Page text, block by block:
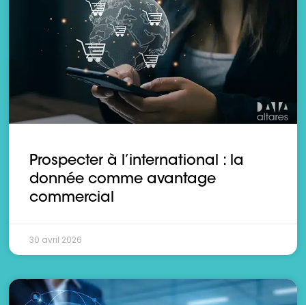
Prospecter à l’international : la
donnée comme avantage
commercial
30 avril 2026